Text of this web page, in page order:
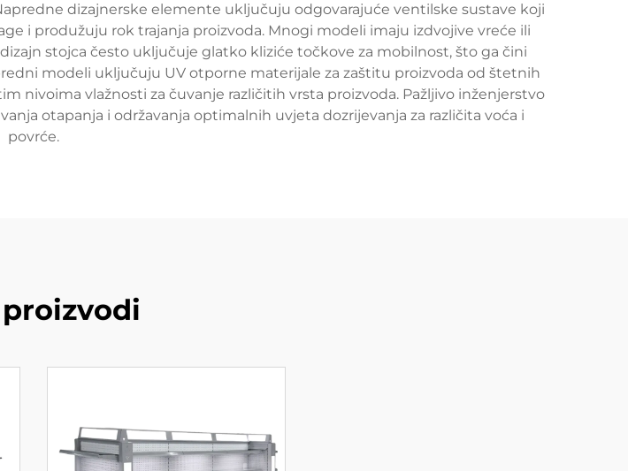
dizajnerske elemente uključuju odgovarajuće ventilske sustave koji
i produžuju rok trajanja proizvoda. Mnogi modeli imaju izdvojive vreće ili
stojca često uključuje glatko kliziće točkove za mobilnost, što ga čini
modeli uključuju UV otporne materijale za zaštitu proizvoda od štetnih
nivoima vlažnosti za čuvanje različitih vrsta proizvoda. Pažljivo inženjerstvo
otapanja i održavanja optimalnih uvjeta dozrijevanja za različita voća i
povrće.